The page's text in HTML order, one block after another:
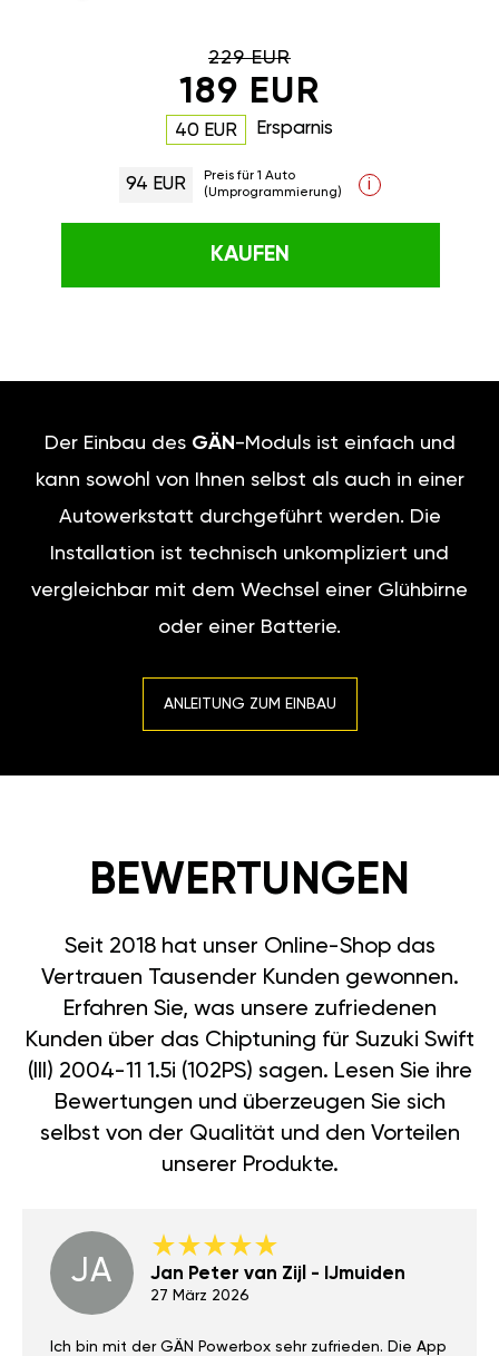
229 EUR
189 EUR
40 EUR Ersparnis
94 EUR
Preis für 1 Auto
(Umprogrammierung)
i
KAUFEN
Der Einbau des GÄN -Moduls ist einfach und
kann sowohl von Ihnen selbst als auch in einer
Autowerkstatt durchgeführt werden. Die
Installation ist technisch unkompliziert und
vergleichbar mit dem Wechsel einer Glühbirne
oder einer Batterie.
ANLEITUNG ZUM EINBAU
BEWERTUNGEN
Seit 2018 hat unser Online-Shop das
Vertrauen Tausender Kunden gewonnen.
Erfahren Sie, was unsere zufriedenen
Kunden über das Chiptuning für Suzuki Swift
(III) 2004-11 1.5i (102PS) sagen. Lesen Sie ihre
Bewertungen und überzeugen Sie sich
selbst von der Qualität und den Vorteilen
unserer Produkte.
JA Jan Peter van Zijl - IJmuiden
27 März 2026
Ich bin mit der GÄN Powerbox sehr zufrieden. Die App